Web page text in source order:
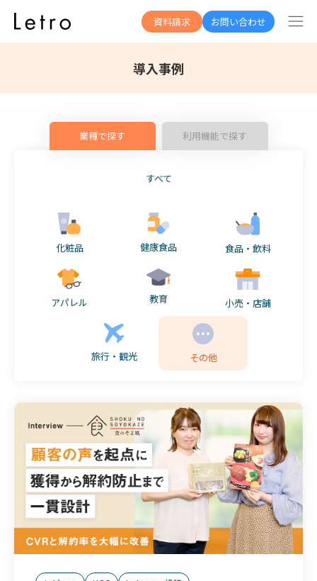
資料請求 お問い合わせ
導入事例
業種で探す 利用機能で探す
すべて
化粧品 健康食品 食品・飲料
アパレル 教育 小売・店舗
旅行・観光 その他